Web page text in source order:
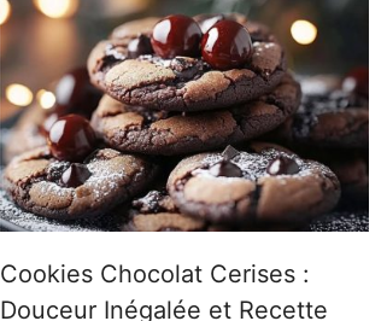
Cookies Chocolat Cerises :
Douceur Inégalée et Recette